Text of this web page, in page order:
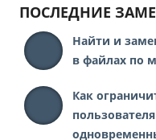
ПОСЛЕДНИЕ
Найти и
в файлах по
Как